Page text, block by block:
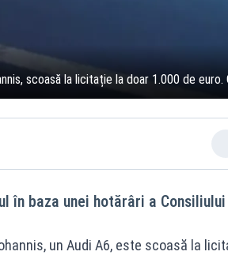
scoasă la licitație la doar 1.000 de euro.
în baza unei hotărâri a
un Audi A6, este scoasă la